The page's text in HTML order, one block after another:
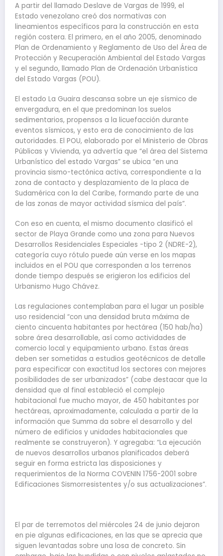
A partir del llamado Deslave de Vargas de 1999, el
Estado venezolano creó dos normativas con
lineamientos específicos para la construcción en esta
región costera. El primero, en el año 2005, denominado
Plan de Ordenamiento y Reglamento de Uso del Área de
Protección y Recuperación Ambiental del Estado Vargas
y el segundo, llamado Plan de Ordenación Urbanística
del Estado Vargas (POU).
El estado La Guaira descansa sobre un eje sísmico de
envergadura, en el que predominan los suelos
sedimentarios, propensos a la licuefacción durante
eventos sísmicos, y esto era de conocimiento de las
autoridades. El POU, elaborado por el Ministerio de Obras
Públicas y Vivienda, ya advertía que “el área del Sistema
Urbanístico del estado Vargas” se ubica “en una
provincia sismo-tectónica activa, correspondiente a la
zona de contacto y desplazamiento de la placa de
Sudamérica con la del Caribe, formando parte de una
de las zonas de mayor actividad sísmica del país”.
Con eso en cuenta, el mismo documento clasificó el
sector de Playa Grande como una zona para Nuevos
Desarrollos Residenciales Especiales -tipo 2 (NDRE-2),
categoría cuyo rótulo puede aún verse en los mapas
incluidos en el POU que corresponden a los terrenos
donde tiempo después se erigieron los edificios del
Urbanismo Hugo Chávez.
Las regulaciones contemplaban para el lugar un posible
uso residencial “con una densidad bruta máxima de
ciento cincuenta habitantes por hectárea (150 hab/ha)
sobre área desarrollable, así como actividades de
comercio local y equipamiento urbano. Estas áreas
deben ser sometidas a estudios geotécnicos de detalle
para especificar con exactitud los sectores con mejores
posibilidades de ser urbanizados” (cabe destacar que la
densidad que al final estableció el complejo
habitacional fue mucho mayor, de 450 habitantes por
hectáreas, aproximadamente, calculada a partir de la
información que Summa da sobre el desarrollo y del
número de edificios y unidades habitacionales que
realmente se construyeron). Y agregaba: “La ejecución
de nuevos desarrollos urbanos planificados deberá
seguir en forma estricta las disposiciones y
requerimientos de la Norma COVENIN 1756-2001 sobre
Edificaciones Sismorresistentes y/o sus actualizaciones”.
El par de terremotos del miércoles 24 de junio dejaron
en pie algunas edificaciones, en las que se aprecia que
siguen levantadas sobre una losa de concreto. Sin